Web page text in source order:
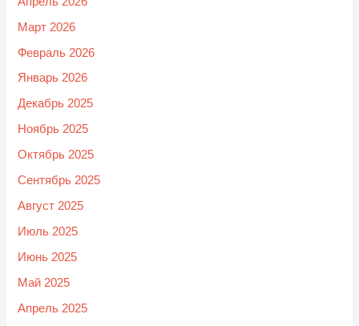
Март 2026
Февраль 2026
Январь 2026
Декабрь 2025
Ноябрь 2025
Октябрь 2025
Сентябрь 2025
Август 2025
Июль 2025
Июнь 2025
Май 2025
Апрель 2025